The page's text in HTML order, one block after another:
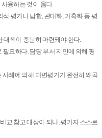
사용하는 것이 옳다.
적 평가나 담합, 관대화, 가혹화 등 평
대책이 충분히 마련돼야 한다.
요하다. 담당 부서 지인에 의해 평
사례에 의해 다면평가가 완전히 왜곡
교 참고 대상이 되나,평가자 스스로